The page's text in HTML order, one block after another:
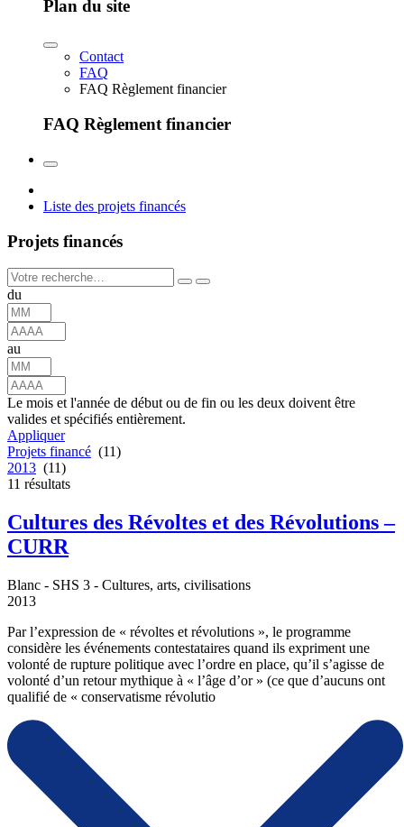
Plan du site
Contact
FAQ
FAQ Règlement financier
FAQ Règlement financier
Liste des projets financés
Projets financés
du
au
Le mois et l'année de début ou de fin ou les deux doivent être
valides et spécifiés entièrement.
Appliquer
Projets financé (11)
2013 (11)
11 résultats
Cultures des Révoltes et des Révolutions –
CURR
Blanc - SHS 3 - Cultures, arts, civilisations
2013
Par l’expression de « révoltes et révolutions », le programme
considère les événements contestataires quand ils expriment une
volonté de rupture politique avec l’ordre en place, qu’il s’agisse de
volonté d’un retour mythique à « l’âge d’or » (ce que d’aucuns ont
qualifié de « conservatisme révolutio